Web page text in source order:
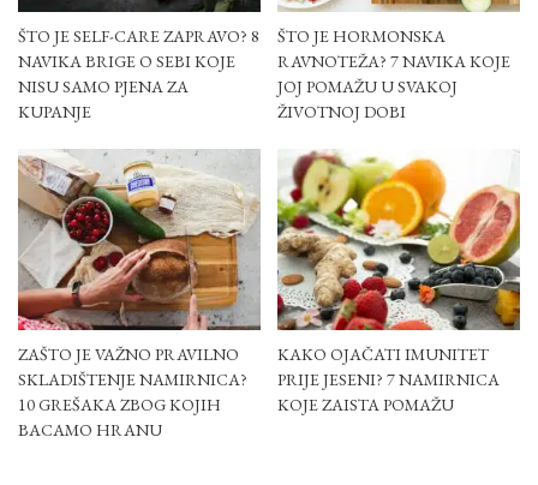
ŠTO JE SELF-CARE ZAPRAVO? 8
NAVIKA BRIGE O SEBI KOJE
NISU SAMO PJENA ZA
KUPANJE
ŠTO JE HORMONSKA
RAVNOTEŽA? 7 NAVIKA KOJE
JOJ POMAŽU U SVAKOJ
ŽIVOTNOJ DOBI
ZAŠTO JE VAŽNO PRAVILNO
SKLADIŠTENJE NAMIRNICA?
10 GREŠAKA ZBOG KOJIH
BACAMO HRANU
KAKO OJAČATI IMUNITET
PRIJE JESENI? 7 NAMIRNICA
KOJE ZAISTA POMAŽU